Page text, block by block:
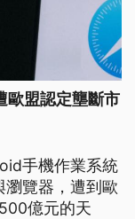
歐盟認定壟斷市
手機作業系統
覽器，遭到歐
億元的天